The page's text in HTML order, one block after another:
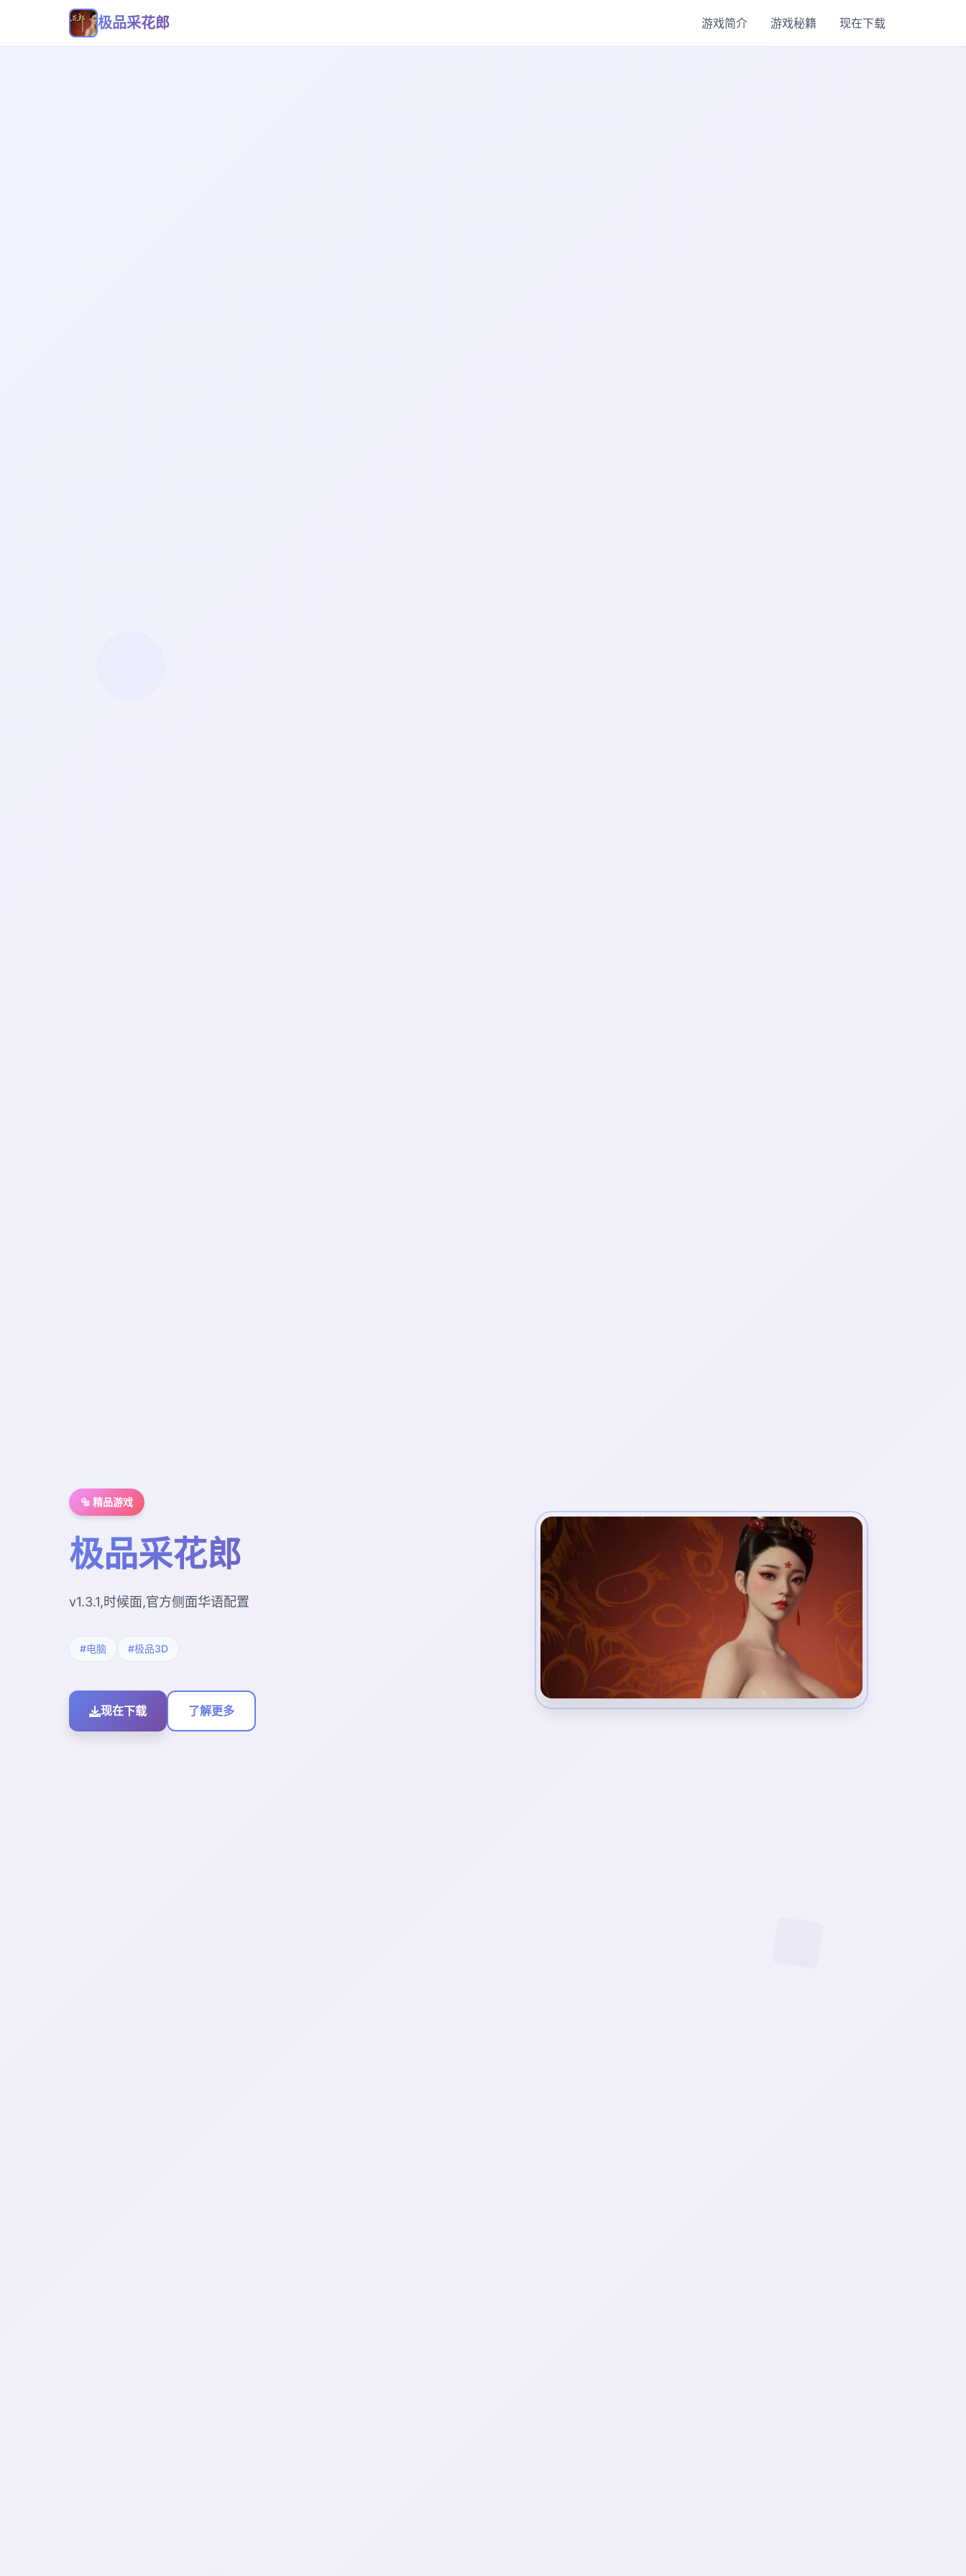
极品采花郎 游戏简介 游戏秘籍 现在下载
🔩 精品游戏
极品采花郎
v1.3.1,时候面,官方侧面华语配置
#电脑 #极品3D
现在下载 了解更多